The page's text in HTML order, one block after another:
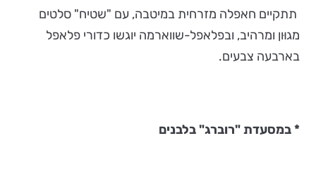
תתקיים חאפלה מזרחית במיטבה, עם "שטיח" סלטים
מגוּון ומרהיב, ובפלאפל-שווארמה יוגשו כדורי פלאפל
בארבעה צבעים.
* במסעדת "רוברג" בלבנים